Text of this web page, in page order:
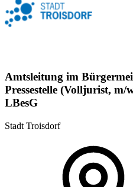
Amtsleitung im
Pressestelle (Volljurist,
LBesG
Stadt Troisdorf